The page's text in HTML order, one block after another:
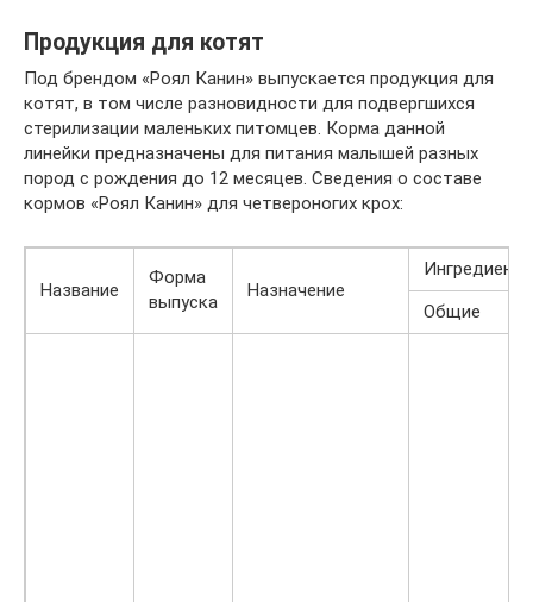
Продукция для котят
Под брендом «Роял Канин» выпускается продукция для
котят, в том числе разновидности для подвергшихся
стерилизации маленьких питомцев. Корма данной
линейки предназначены для питания малышей разных
пород с рождения до 12 месяцев. Сведения о составе
кормов «Роял Канин» для четвероногих крох:
Название
Форма
выпуска
Назначение
Общие